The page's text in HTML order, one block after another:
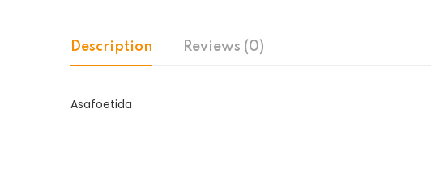
Description Reviews (0)
Asafoetida